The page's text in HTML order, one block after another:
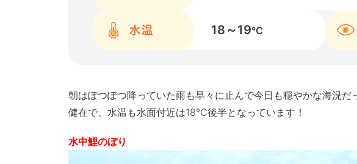
水温 18～19℃
朝はぽつぽつ降っていた雨も早々に止んで今日も穏やかな海況
健在で、水温も水面付近は18℃後半となっています！
水中鯉のぼり